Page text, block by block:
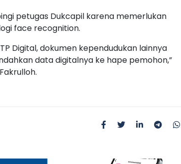
petugas Dukcapil karena memerlukan
face recognition.
Digital, dokumen kependudukan lainnya
data digitalnya ke hape pemohon,”